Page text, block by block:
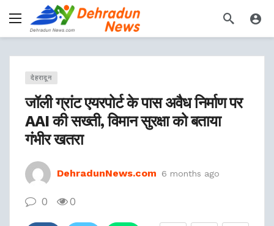
देहरादून
जॉली ग्रांट एयरपोर्ट के पास अवैध निर्माण पर
AAI की सख्ती, विमान सुरक्षा को बताया
गंभीर खतरा
DehradunNews.com 6 months ago
0 0